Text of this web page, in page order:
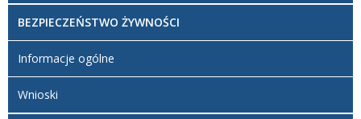
BEZPIECZEŃSTWO ŻYWNOŚCI
Informacje ogólne
Wnioski